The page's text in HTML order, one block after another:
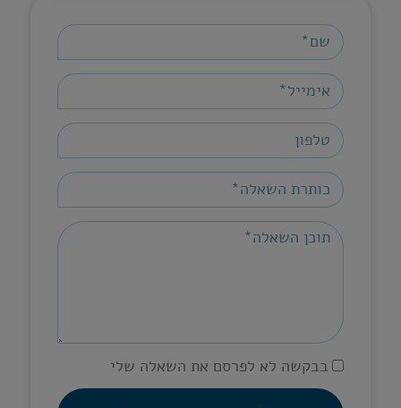
בבקשה לא לפרסם את השאלה שלי